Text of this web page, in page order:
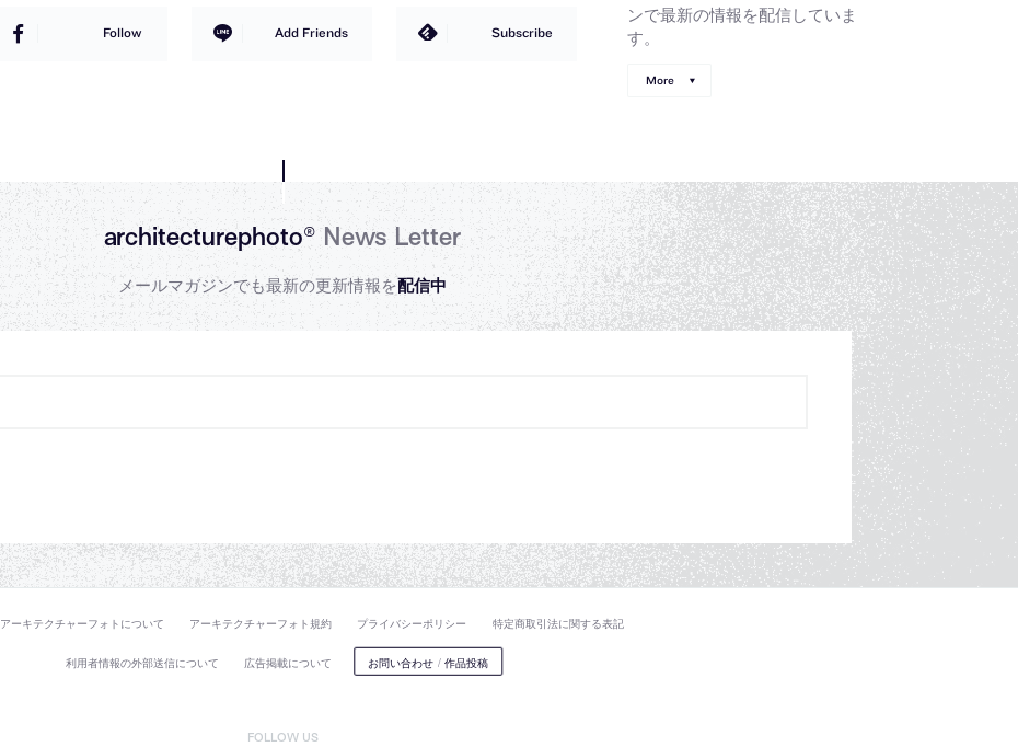
Follow Add Friends Subscribe
ンで最新の情報を配信していま
す。
More
architecturephoto®News Letter
メールマガジンでも最新の更新情報を配信中
アーキテクチャーフォトについて アーキテクチャーフォト規約 プライバシーポリシー 特定商取引法に関する表記
利用者情報の外部送信について 広告掲載について お問い合わせ / 作品投稿